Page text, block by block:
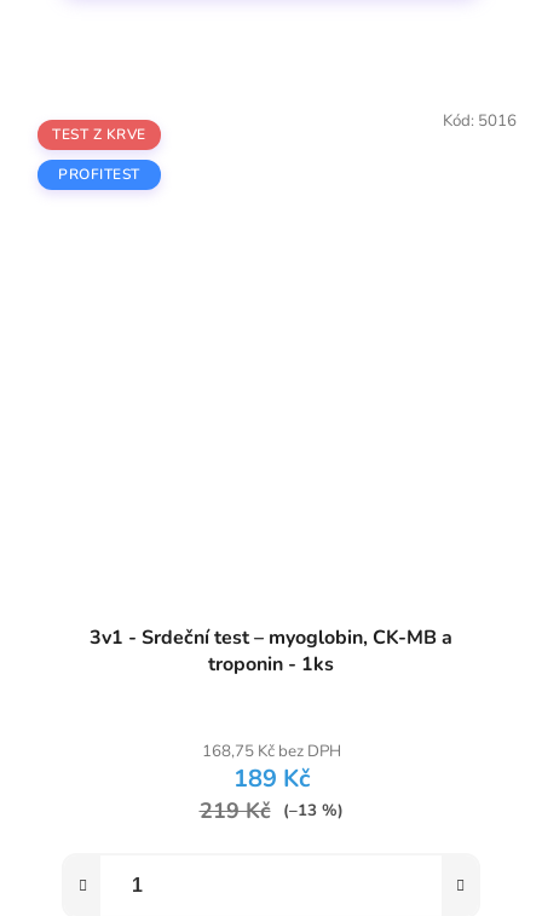
TEST Z KRVE
PROFITEST
3v1 - Srdeční test – myoglobin, CK-MB a
troponin - 1ks
168,75 Kč bez DPH
189 Kč
219 Kč (–13 %)
Kód: 5016